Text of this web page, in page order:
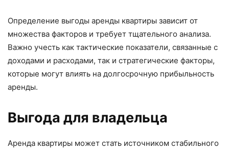
Определение выгоды аренды квартиры зависит от
множества факторов и требует тщательного анализа.
Важно учесть как тактические показатели, связанные с
доходами и расходами, так и стратегические факторы,
которые могут влиять на долгосрочную прибыльность
аренды.
Выгода для владельца
Аренда квартиры может стать источником стабильного